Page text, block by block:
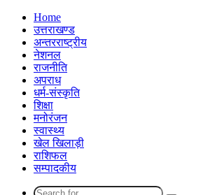
Home
उत्तराखण्ड
अन्तरराष्ट्रीय
नेशनल
राजनीति
अपराध
धर्म-संस्कृति
शिक्षा
मनोरंजन
स्वास्थ्य
खेल खिलाड़ी
राशिफल
सम्पादकीय